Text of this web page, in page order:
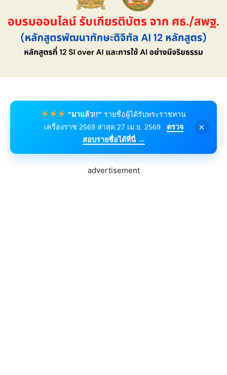
"มาแล้ว!!" รายชื่อผู้ได้รับพระราชทาน
เครื่องราช 2569 ล่าสุด 27 เม.ย. 2569
ตรวจ
สอบรายชื่อได้ที่นี่ →
×
advertisement